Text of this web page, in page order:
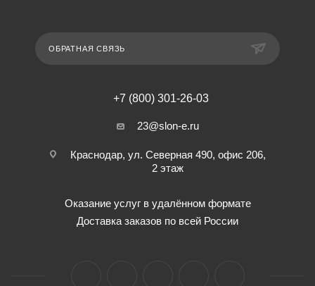
ОБРАТНАЯ СВЯЗЬ
+7 (800) 301-26-03
23@slon-e.ru
Краснодар, ул. Северная 490, офис 206,
2 этаж
Оказание услуг в удалённом формате
Доставка заказов по всей России